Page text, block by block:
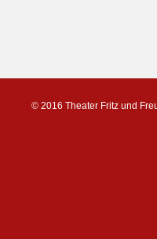
© 2016 Theater Fritz und